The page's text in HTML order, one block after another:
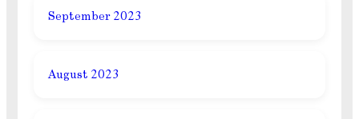
September 2023
August 2023